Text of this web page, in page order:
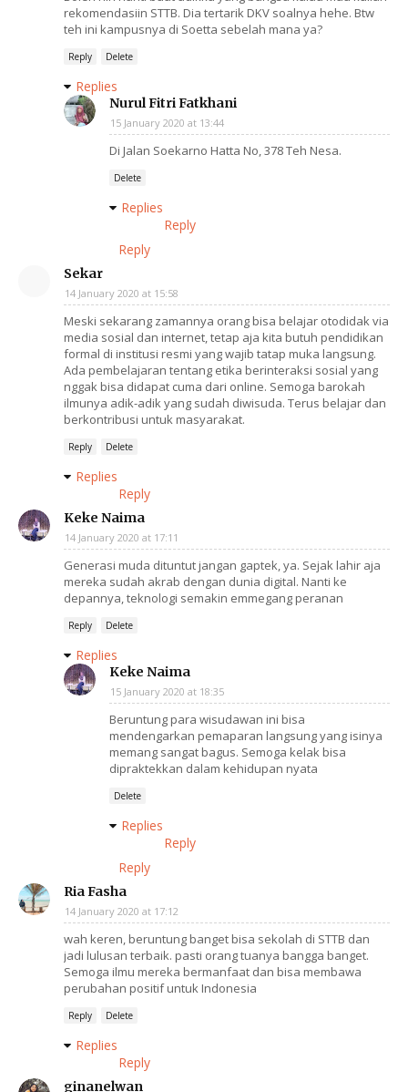
rekomendasiin STTB. Dia tertarik DKV soalnya hehe. Btw
teh ini kampusnya di Soetta sebelah mana ya?
Reply Delete
Replies
Nurul Fitri Fatkhani
15 January 2020 at 13:44
Di Jalan Soekarno Hatta No, 378 Teh Nesa.
Delete
Replies
Reply
Reply
Sekar
14 January 2020 at 15:58
Meski sekarang zamannya orang bisa belajar otodidak via
media sosial dan internet, tetap aja kita butuh pendidikan
formal di institusi resmi yang wajib tatap muka langsung.
Ada pembelajaran tentang etika berinteraksi sosial yang
nggak bisa didapat cuma dari online. Semoga barokah
ilmunya adik-adik yang sudah diwisuda. Terus belajar dan
berkontribusi untuk masyarakat.
Reply Delete
Replies
Reply
Keke Naima
14 January 2020 at 17:11
Generasi muda dituntut jangan gaptek, ya. Sejak lahir aja
mereka sudah akrab dengan dunia digital. Nanti ke
depannya, teknologi semakin emmegang peranan
Reply Delete
Replies
Keke Naima
15 January 2020 at 18:35
Beruntung para wisudawan ini bisa
mendengarkan pemaparan langsung yang isinya
memang sangat bagus. Semoga kelak bisa
dipraktekkan dalam kehidupan nyata
Delete
Replies
Reply
Reply
Ria Fasha
14 January 2020 at 17:12
wah keren, beruntung banget bisa sekolah di STTB dan
jadi lulusan terbaik. pasti orang tuanya bangga banget.
Semoga ilmu mereka bermanfaat dan bisa membawa
perubahan positif untuk Indonesia
Reply Delete
Replies
Reply
ginanelwan